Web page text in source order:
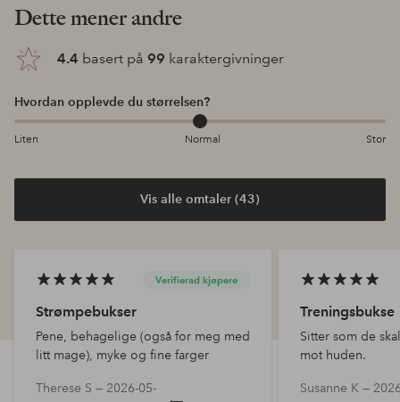
Dette mener andre
4.4 basert på 99 karaktergivninger
Hvordan opplevde du størrelsen?
Liten Normal Stor
Vis alle omtaler (43)
Verifierad kjøpere
Strømpebukser
Pene, behagelige (også for meg med
litt mage), myke og fine farger
Therese S — 2026-05-
Treningsbukse
Sitter som de
mot huden.
Susanne K —